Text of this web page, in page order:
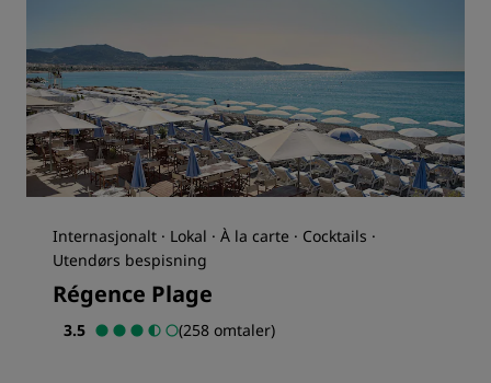
Internasjonalt · Lokal · À la carte · Cocktails ·
Utendørs bespisning
Régence Plage
3.5 (258 omtaler)